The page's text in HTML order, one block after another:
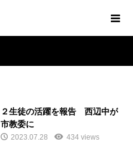
２生徒の活躍を報告 西辺中が
市教委に
2023.07.28 434 views